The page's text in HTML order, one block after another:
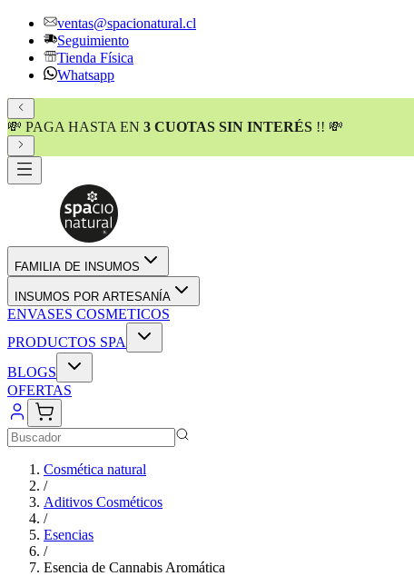
ventas@spacionatural.cl
Seguimiento
Tienda Física
Whatsapp
💸 PAGA HASTA EN 3 CUOTAS SIN INTERÉS !! 💸
FAMILIA DE INSUMOS
INSUMOS POR ARTESANÍA
ENVASES COSMETICOS
PRODUCTOS SPA
BLOGS
OFERTAS
Cosmética natural
/
Aditivos Cosméticos
/
Esencias
/
Esencia de Cannabis Aromática